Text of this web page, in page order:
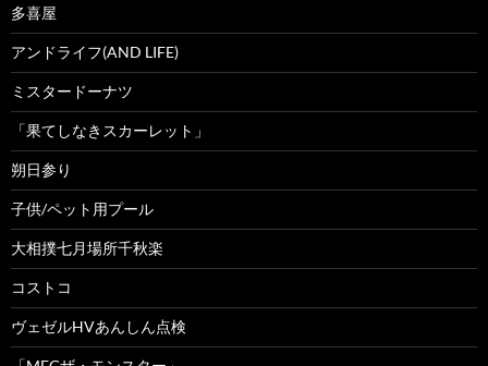
多喜屋
アンドライフ(AND LIFE)
ミスタードーナツ
「果てしなきスカーレット」
朔日参り
子供/ペット用プール
大相撲七月場所千秋楽
コストコ
ヴェゼルHVあんしん点検